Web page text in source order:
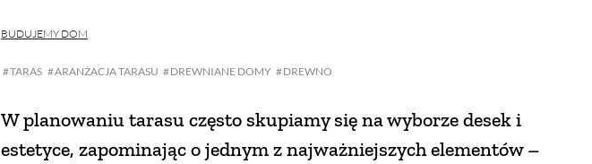
BUDUJEMY DOM
TARAS ARANŻACJA TARASU DREWNIANE DOMY DREWNO
W planowaniu tarasu często skupiamy się na wyborze desek i
estetyce, zapominając o jednym z najważniejszych elementów –